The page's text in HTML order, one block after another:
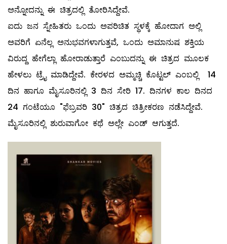
ಅನ್ನೋದನ್ನು ಈ ಚಿತ್ರದಲ್ಲಿ ತೋರಿಸಿದ್ದೇವೆ.
ಐದು ಜನ ಸ್ನೇಹಿತರು ಒಂದು ಅಪರಿಚಿತ ಸ್ಥಳಕ್ಕೆ ಹೋದಾಗ ಅಲ್ಲಿ
ಅವರಿಗೆ ಏನೆಲ್ಲ ಅನುಭವಗಳಾಗುತ್ತವೆ, ಒಂದು ಅಮಾನುಷ ಶಕ್ತಿಯ
ವಿರುದ್ದ ಹೇಗೆಲ್ಲಾ ಹೋರಾಡುತ್ತಾರೆ ಎಂಬುದನ್ನು ಈ ಚಿತ್ರದ ಮೂಲಕ
ಹೇಳಲು ಟ್ರೈ ಮಾಡಿದ್ದೇವೆ. ಕೇರಳದ ಅಮ್ಮಚ್ಚಿ ಕೊಟ್ಟಲ್ ಎಂಬಲ್ಲಿ 14
ದಿನ ಹಾಗೂ ಮೈಸೂರಿನಲ್ಲಿ 3 ದಿನ ಸೇರಿ 17. ದಿನಗಳ ಕಾಲ ದಿನದ
24 ಗಂಟೆಯೂ "ಫೆಬ್ರವರಿ 30" ಚಿತ್ರದ ಚಿತ್ರೀಕರಣ ನಡೆಸಿದ್ದೇವೆ.
ಮೈಸೂರಿನಲ್ಲಿ ಶುರುವಾಗೋ ಕಥೆ ಅಲ್ಲೇ ಎಂಡ್ ಆಗುತ್ತದೆ.